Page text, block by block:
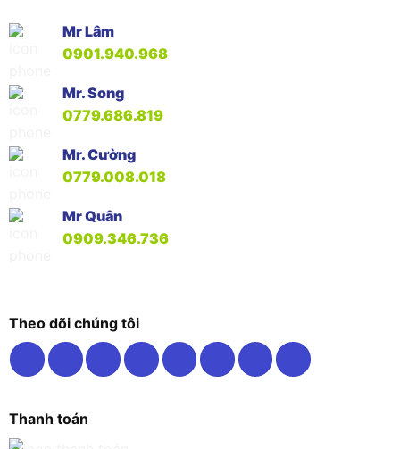
Mr Lâm
0901.940.968
Mr. Song
0779.686.819
Mr. Cường
0779.008.018
Mr Quân
0909.346.736
Theo dõi chúng tôi
Thanh toán